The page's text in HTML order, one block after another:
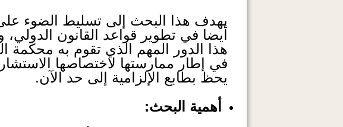
يهدف هذا البحث إلى تسليط الضوء
أيضا في تطوير قواعد القانون
هذا الدور المهم الذي تقوم به محكمة
في إطار ممارستها لاختصاصها
يحظ بطابع الإلزامية إلى حد الآن.
أهمية البحث: